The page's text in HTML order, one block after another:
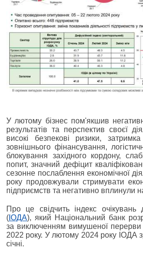
У лютому бізнес пом'якшив
результатів та перспектив своєї
високі безпекові ризики,
зовнішнього фінансування,
блокування західного кордону,
попит, значний дефіцит
сезонне послаблення економічної
року продовжували стримувати
підприємств та негативно вплинули
Про це свідчить індекс очікувань
( ІОДА), який Національний банк
за виключенням вимушеної перерви
2022 року. У лютому 2024 року ІОДА
січні.